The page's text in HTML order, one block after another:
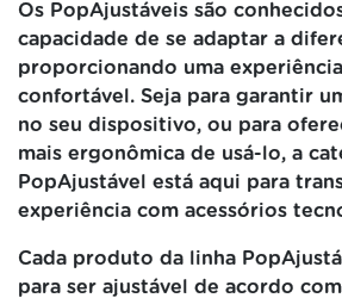
Os PopAjustáveis são
capacidade de se adaptar a
proporcionando uma
confortável. Seja para garantir
no seu dispositivo, ou para
mais ergonômica de usá-lo, a
PopAjustável está aqui para
experiência com acessórios
Cada produto da linha
para ser ajustável de acordo